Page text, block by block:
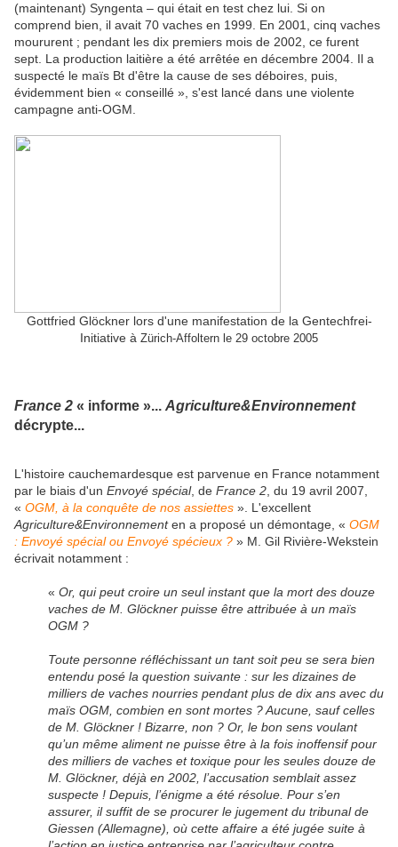
(maintenant) Syngenta – qui était en test chez lui. Si on
comprend bien, il avait 70 vaches en 1999. En 2001, cinq vaches
moururent ; pendant les dix premiers mois de 2002, ce furent
sept. La production laitière a été arrêtée en décembre 2004. Il a
suspecté le maïs Bt d'être la cause de ses déboires, puis,
évidemment bien « conseillé », s'est lancé dans une violente
campagne anti-OGM.
Gottfried Glöckner lors d'une manifestation de la Gentechfrei-
Initiative à Zürich-Affoltern le 29 octobre 2005
France 2 « informe »... Agriculture&Environnement
décrypte...
L'histoire cauchemardesque est parvenue en France notamment
par le biais d'un Envoyé spécial, de France 2 , du 19 avril 2007,
« OGM, à la conquête de nos assiettes ». L'excellent
Agriculture&Environnementen a proposé un démontage, « OGM
: Envoyé spécial ou Envoyé spécieux ? » M. Gil Rivière-Wekstein
écrivait notamment :
« Or, qui peut croire un seul instant que la mort des douze
vaches de M. Glöckner puisse être attribuée à un maïs
OGM ?
Toute personne réfléchissant un tant soit peu se sera bien
entendu posé la question suivante : sur les dizaines de
milliers de vaches nourries pendant plus de dix ans avec du
maïs OGM, combien en sont mortes ? Aucune, sauf celles
de M. Glöckner ! Bizarre, non ? Or, le bon sens voulant
qu’un même aliment ne puisse être à la fois inoffensif pour
des milliers de vaches et toxique pour les seules douze de
M. Glöckner, déjà en 2002, l’accusation semblait assez
suspecte ! Depuis, l’énigme a été résolue. Pour s’en
assurer, il suffit de se procurer le jugement du tribunal de
Giessen (Allemagne), où cette affaire a été jugée suite à